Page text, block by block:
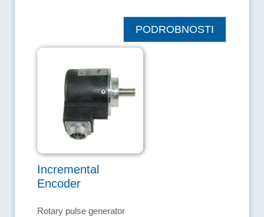
PODROBNOSTI
Incremental
Encoder
Rotary pulse generator